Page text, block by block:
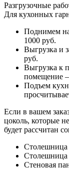
Разгрузочные
Для кухонных
Поднимем на
1000 руб.
Выгрузка и
руб.
Выгрузка к
помещение –
Подъем
Если в вашем
цоколь, которые
будет рассчитан
Столешница
Столешница
Стеновая